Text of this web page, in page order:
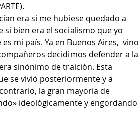
era si me hubiese quedado a
bien era el socialismo que yo
mi país. Ya en Buenos Aires,  vino
decidimos defender a la
sinónimo de traición. Esta
se vivió posteriormente y a
la gran mayoría de
ideológicamente y engordando